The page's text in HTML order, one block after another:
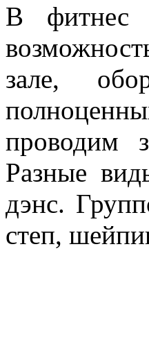
В фитнес
зале,
проводим
Разные
дэнс.
степ,